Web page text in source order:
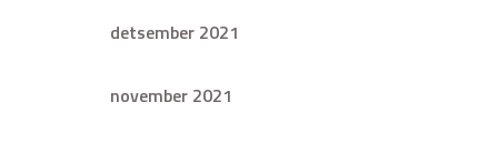
detsember 2021
november 2021